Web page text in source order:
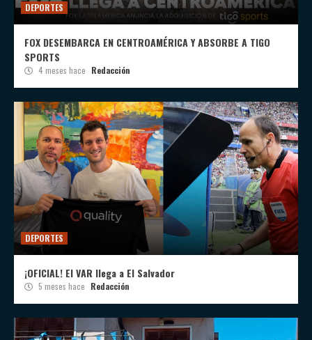
DEPORTES
FOX DESEMBARCA EN CENTROAMÉRICA Y ABSORBE A TIGO
SPORTS
4 meses hace Redacción
DEPORTES
¡OFICIAL! El VAR llega a El Salvador
5 meses hace Redacción